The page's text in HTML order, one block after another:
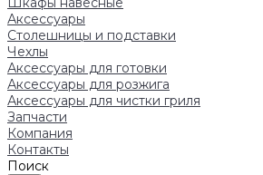
Аксессуары
Столешницы и подставки
Чехлы
Аксессуары для готовки
Аксессуары для розжига
Аксессуары для чистки гриля
Запчасти
Компания
Контакты
Поиск